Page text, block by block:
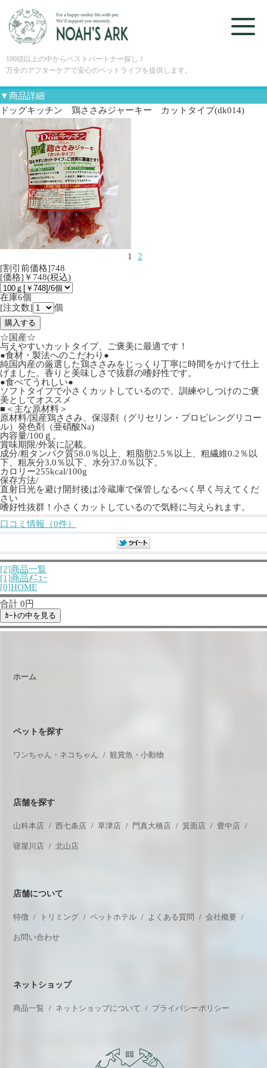
100頭以上の中からベストパートナー探し！
万全のアフターケアで安心のペットライフを提供します。
▼商品詳細
ドッグキッチン 鶏ささみジャーキー カットタイプ(dk014)
1
2
[割引前価格]748
[価格]￥748(税込)
在庫6個
[注文数]
個
☆国産☆
与えやすいカットタイプ、ご褒美に最適です！
●食材・製法へのこだわり●
純国内産の厳選した鶏ささみをじっくり丁寧に時間をかけて仕上
げました。香りと美味しさで抜群の嗜好性です。
●食べてうれしい●
ソフトタイプで小さくカットしているので、訓練やしつけのご褒
美としてオススメ
■＜主な原材料＞
原材料/国産鶏ささみ、保湿剤（グリセリン・プロピレングリコー
ル）発色剤（亜硝酸Na)
内容量/100ｇ。
賞味期限/外装に記載。
成分/粗タンパク質58.0％以上、粗脂肪2.5％以上、粗繊維0.2％以
下、粗灰分3.0％以下、水分37.0％以下。
カロリー255kcal/100g
保存方法/
直射日光を避け開封後は冷蔵庫で保管しなるべく早く与えてくだ
さい
嗜好性抜群！小さくカットしているので気軽に与えられます。
口コミ情報（0件）
[2]商品一覧
[1]商品ﾒﾆｭｰ
[0]HOME
合計 0円
ホーム
ペットを探す
ワンちゃん・ネコちゃん 観賞魚・小動物
店舗を探す
山科本店 西七条店 草津店 門真大橋店 箕面店 豊中店
寝屋川店 北山店
店舗について
特徴 トリミング ペットホテル よくある質問 会社概要
お問い合わせ
ネットショップ
商品一覧 ネットショップについて プライバシーポリシー